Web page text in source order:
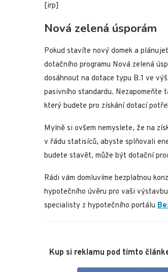
[irp]
Nová zelená úsporám
Pokud stavíte nový domek a
dotačního programu Nová zelená
dosáhnout na dotace typu B.1 ve
pasivního standardu. Nezapomeňte
který budete pro získání dotací
Mylně si ovšem nemyslete, že na
v řádu statisíců, abyste splňovali
budete stavět, může být dotační
Rádi vám domluvíme bezplatnou
hypotečního úvěru pro vaši
specialisty z hypotečního portálu
Kup si reklamu pod tímto